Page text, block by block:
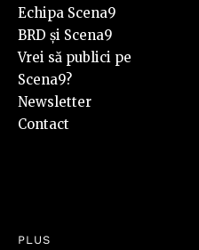
Echipa Scena9
BRD și Scena9
Vrei să publici pe
Scena9?
Newsletter
Contact
PLUS